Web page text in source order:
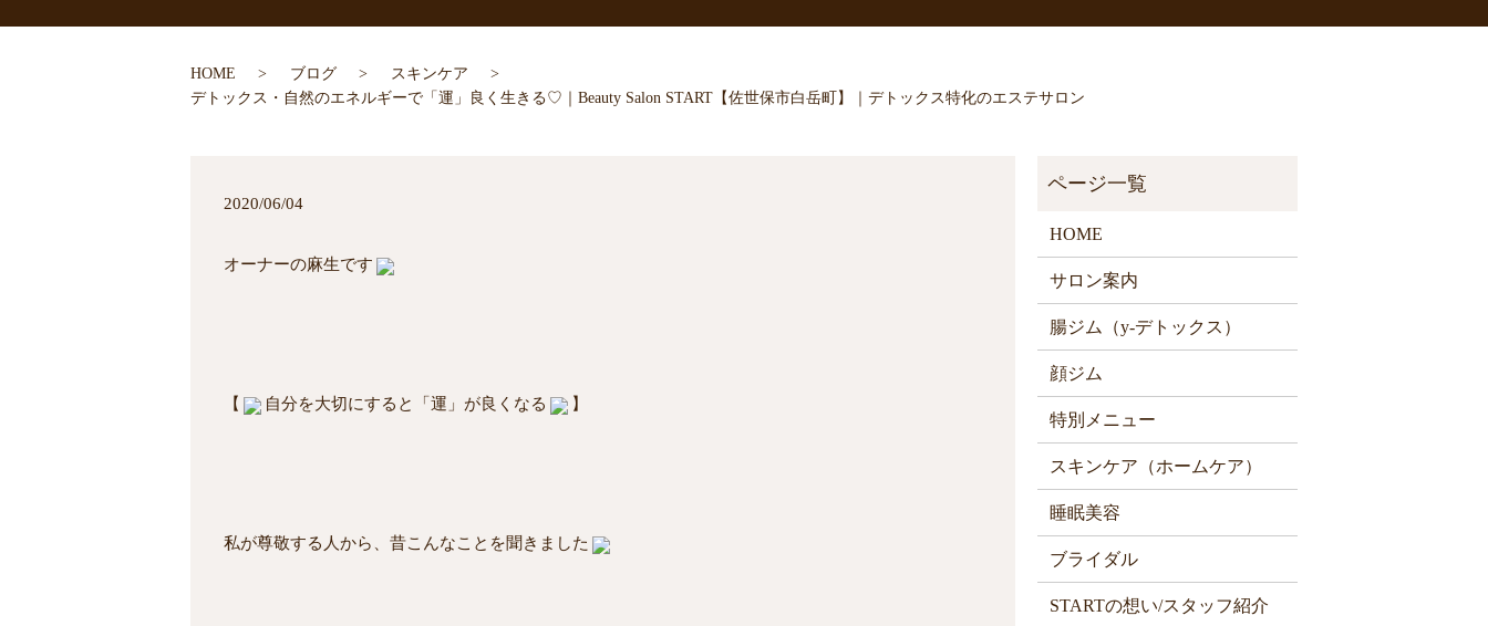
HOME ブログ
スキンケア
デトックス・自然のエネルギーで「運」良く生きる♡｜Beauty Salon START【佐世保市白岳町】｜デトックス特化のエステサロン
2020/06/04
オーナーの麻生です
【 自分を大切にすると「運」が良くなる 】
私が尊敬する人から、昔こんなことを聞きました
HOME
サロン案内
腸ジム（y-デトックス）
顔ジム
特別メニュー
スキンケア（ホームケア）
睡眠美容
ブライダル
STARTの想い/スタッフ紹介